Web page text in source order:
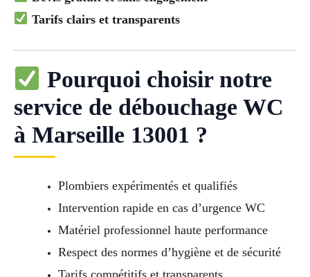
Tarifs clairs et transparents
Pourquoi choisir notre
service de débouchage WC
à Marseille 13001 ?
Plombiers expérimentés et qualifiés
Intervention rapide en cas d’urgence WC
Matériel professionnel haute performance
Respect des normes d’hygiène et de sécurité